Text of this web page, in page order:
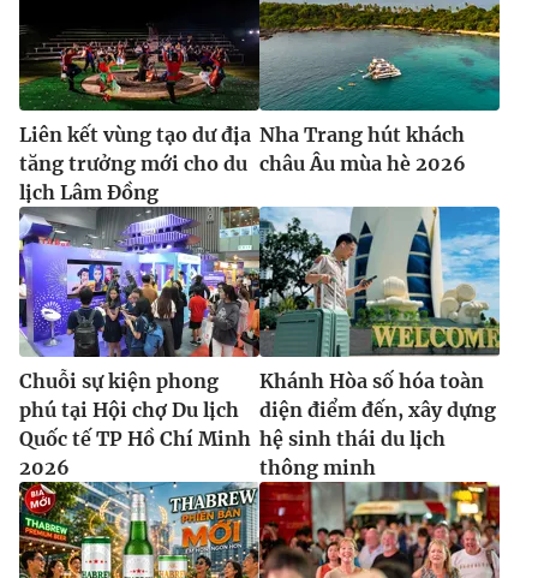
Liên kết vùng tạo dư địa
tăng trưởng mới cho du
lịch Lâm Đồng
Nha Trang hút khách
châu Âu mùa hè 2026
Chuỗi sự kiện phong
phú tại Hội chợ Du lịch
Quốc tế TP Hồ Chí Minh
2026
Khánh Hòa số hóa toàn
diện điểm đến, xây dựng
hệ sinh thái du lịch
thông minh